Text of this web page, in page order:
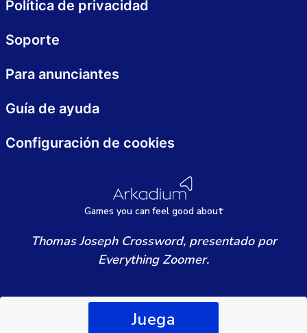
Juega
Games you canfeel good about
Política de privacidad
Soporte
Para anunciantes
Guía de ayuda
Configuración de cookies
Thomas Joseph Crossword, presentado por
Everything Zoomer.